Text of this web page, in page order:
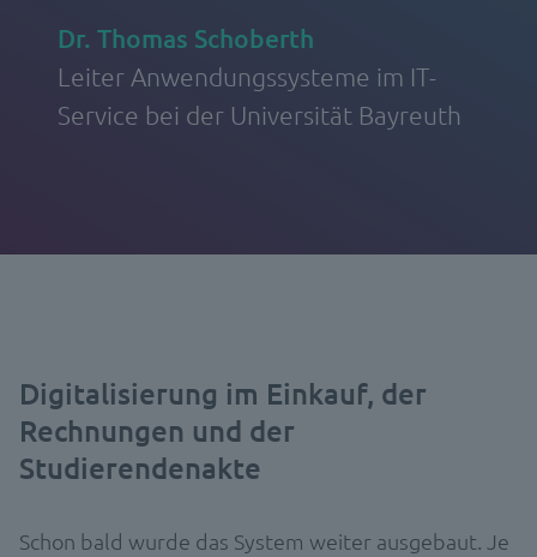
Dr. Thomas Schoberth
Leiter Anwendungssysteme im IT-
Service bei der Universität Bayreuth
Digitalisierung im Einkauf, der
Rechnungen und der
Studierendenakte
Schon bald wurde das System weiter ausgebaut. Je